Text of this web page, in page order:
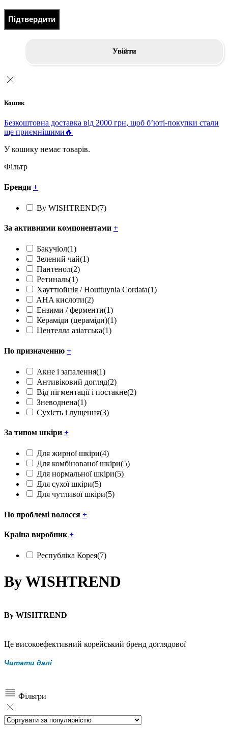
Підтвердити
Увійти
Кошик
Безкоштовна доставка від 2000 грн, щоб б’юті-покупки стали
ще приємнішими🔥
У кошику немає товарів.
Фільтр
Бренди +
By WISHTREND(7)
За активними компонентами +
Бакучіол(1)
Зелений чай(1)
Пантенол(2)
Ретиналь(1)
Хауттюйнія / Houttuynia Cordata(1)
AHA кислоти(2)
Ензими / ферменти(1)
Кераміди (цераміди)(1)
Центелла азіатська(1)
По призначенню +
Акне і запалення(1)
Антивіковий догляд(2)
Від пігментації і постакне(2)
Зневоднена(1)
Сухість і лущення(3)
За типом шкіри +
Для жирної шкіри(4)
Для комбінованої шкіри(5)
Для нормальної шкіри(5)
Для сухої шкіри(5)
Для чутливої шкіри(5)
По проблемі волосся +
Країна виробник +
Республіка Корея(7)
By WISHTREND
By WISHTREND
Це високоефективний корейський бренд доглядової
багаторічного досвіду роботи з космецевтикою та реальними
запитами клієнтів.
Історія бренду почалася з інтернет-платформи, яка
спеціалізувалася на відборі та продажі космецевтичних
Читати далі
Фільтри